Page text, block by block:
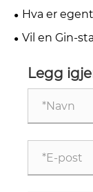
kabeler og
Hva er
ginstang og
Vil en Gin-
Legg